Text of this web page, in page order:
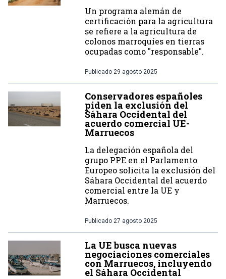
Un programa alemán de
certificación para la agricultura
se refiere a la agricultura de
colonos marroquíes en tierras
ocupadas como "responsable".
Publicado 29 agosto 2025
Conservadores españoles
piden la exclusión del
Sáhara Occidental del
acuerdo comercial UE-
Marruecos
La delegación española del
grupo PPE en el Parlamento
Europeo solicita la exclusión del
Sáhara Occidental del acuerdo
comercial entre la UE y
Marruecos.
Publicado 27 agosto 2025
La UE busca nuevas
negociaciones comerciales
con Marruecos, incluyendo
el Sáhara Occidental